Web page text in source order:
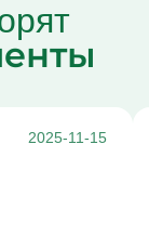
2025-11-15